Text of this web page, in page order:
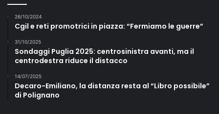
26/10/2024
Cgil e reti promotrici in piazza: “Fermiamo le guerre”
31/10/2025
Sondaggi Puglia 2025: centrosinistra avanti, ma il
centrodestra riduce il distacco
14/07/2025
Decaro-Emiliano, la distanza resta al “Libro possibile”
di Polignano